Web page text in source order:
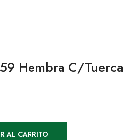
Hembra C/Tuerca
AL CARRITO